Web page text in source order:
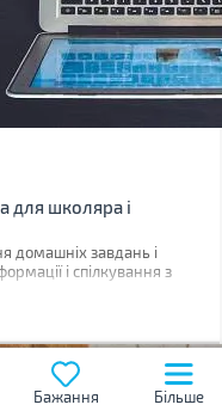
для школяра і
домашніх завдань і
і спілкування з
не обійтися.
Бажання Більше